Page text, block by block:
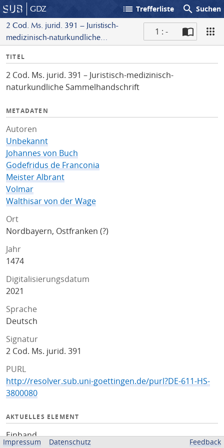
GDZ list Trefferliste search Suchen
2 Cod. Ms. jurid. 391 – Juristisch-
medizinisch-naturkundliche
1 : -
I
f
o
TITEL
2 Cod. Ms. jurid. 391 – Juristisch-medizinisch-
naturkundliche Sammelhandschrift
METADATEN
Autoren
Unbekannt
Johannes von Buch
Godefridus de Franconia
Meister Albrant
Volmar
Walthisar von der Wage
Ort
Nordbayern, Ostfranken (?)
Jahr
1474
Digitalisierungsdatum
2021
Sprache
Deutsch
Signatur
2 Cod. Ms. jurid. 391
PURL
http://resolver.sub.uni-goettingen.de/purl?DE-611-HS-
3800080
AKTUELLES ELEMENT
Einband
Impressum Datenschutz Feedback